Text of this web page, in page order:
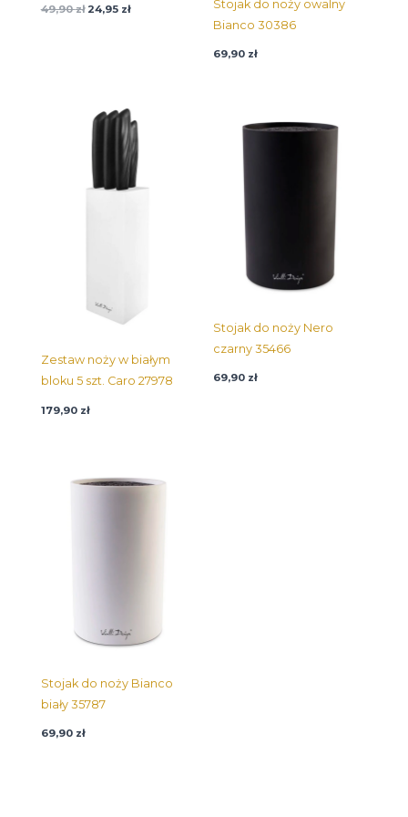
49,90zł 24,95 zł
Stojak do noży owalny
Bianco 30386
69,90 zł
Zestaw noży w białym
bloku 5 szt. Caro 27978
179,90 zł
Stojak do noży Nero
czarny 35466
69,90 zł
Stojak do noży Bianco
biały 35787
69,90 zł